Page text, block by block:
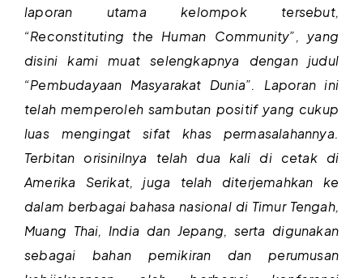
laporan utama kelompok tersebut,
“Reconstituting the Human Community”, yang
disini kami muat selengkapnya dengan judul
“Pembudayaan Masyarakat Dunia”. Laporan ini
telah memperoleh sambutan positif yang cukup
luas mengingat sifat khas permasalahannya.
Terbitan orisinilnya telah dua kali di cetak di
Amerika Serikat, juga telah diterjemahkan ke
dalam berbagai bahasa nasional di Timur Tengah,
Muang Thai, India dan Jepang, serta digunakan
sebagai bahan pemikiran dan perumusan